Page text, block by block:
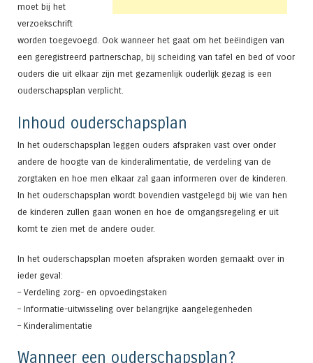
moet bij het
verzoekschrift
worden toegevoegd. Ook wanneer het gaat om het beëindigen van
een geregistreerd partnerschap, bij scheiding van tafel en bed of voor
ouders die uit elkaar zijn met gezamenlijk ouderlijk gezag is een
ouderschapsplan verplicht.
Inhoud ouderschapsplan
In het ouderschapsplan leggen ouders afspraken vast over onder
andere de hoogte van de kinderalimentatie, de verdeling van de
zorgtaken en hoe men elkaar zal gaan informeren over de kinderen.
In het ouderschapsplan wordt bovendien vastgelegd bij wie van hen
de kinderen zullen gaan wonen en hoe de omgangsregeling er uit
komt te zien met de andere ouder.
In het ouderschapsplan moeten afspraken worden gemaakt over in
ieder geval:
– Verdeling zorg- en opvoedingstaken
– Informatie-uitwisseling over belangrijke aangelegenheden
– Kinderalimentatie
Wanneer een ouderschapsplan?